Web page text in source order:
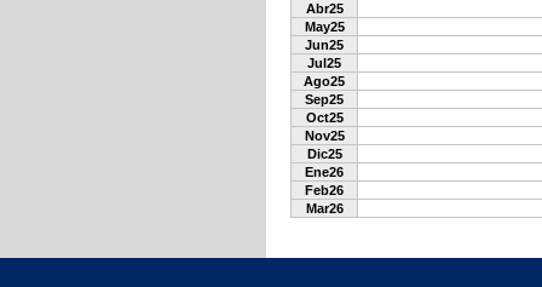
Abr25
May25
Jun25
Jul25
Ago25
Sep25
Oct25
Nov25
Dic25
Ene26
Feb26
Mar26